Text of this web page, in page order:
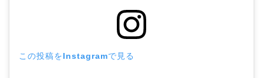
この投稿をInstagramで見る